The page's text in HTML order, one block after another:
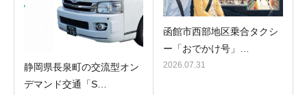
静岡県長泉町の交流型オン
デマンド交通「S…
函館市西部地区乗合タクシ
ー「おでかけ号」…
2026.07.31